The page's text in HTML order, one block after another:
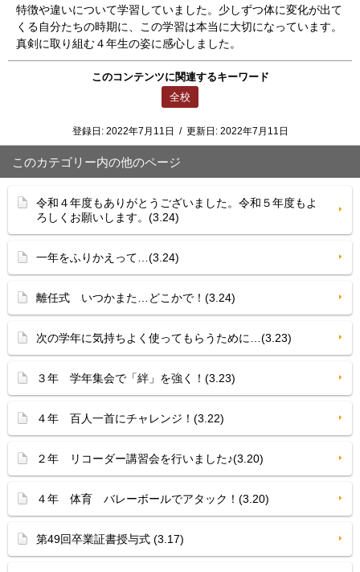
特徴や違いについて学習していました。少しずつ体に変化が出て
くる自分たちの時期に、この学習は本当に大切になっています。
真剣に取り組む４年生の姿に感心しました。
このコンテンツに関連するキーワード
全校
登録日: 2022年7月11日 / 更新日: 2022年7月11日
このカテゴリー内の他のページ
令和４年度もありがとうございました。令和５年度もよ
ろしくお願いします。(3.24)
一年をふりかえって…(3.24)
離任式 いつかまた…どこかで！(3.24)
次の学年に気持ちよく使ってもらうために…(3.23)
３年 学年集会で「絆」を強く！(3.23)
４年 百人一首にチャレンジ！(3.22)
２年 リコーダー講習会を行いました♪(3.20)
４年 体育 バレーボールでアタック！(3.20)
第49回卒業証書授与式 (3.17)